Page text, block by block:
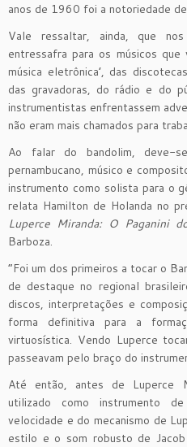
anos de 1960 foi a notoriedade
Vale ressaltar, ainda, que
entressafra para os músicos
música eletrônica’, das
das gravadoras, do rádio e do
instrumentistas enfrentassem
não eram mais chamados para
Ao falar do bandolim, deve-
pernambucano, músico e
instrumento como solista para o
relata Hamilton de Holanda no
Luperce Miranda: O Paganini
Barboza.
“Foi um dos primeiros a tocar o
de destaque no regional
discos, interpretações e
forma definitiva para a
virtuosística. Vendo Luperce
passeavam pelo braço do
Até então, antes de Luperce
utilizado como instrumento
velocidade e do mecanismo de
estilo e o som robusto de